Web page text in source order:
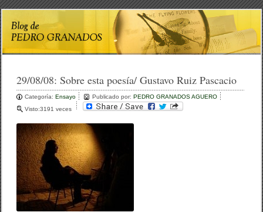
29/08/08:Sobre esta poesía/ Gustavo Ruiz Pascacio
Categoría:Ensayo Publicado por:PEDRO GRANADOS AGUERO
Visto:3191 veces